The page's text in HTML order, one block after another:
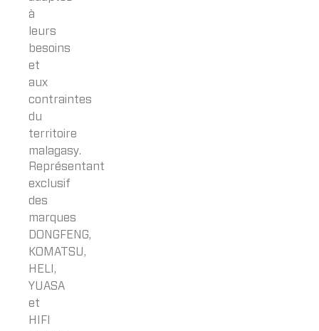
à
leurs
besoins
et
aux
contraintes
du
territoire
malagasy.
Représentant
exclusif
des
marques
DONGFENG,
KOMATSU,
HELI,
YUASA
et
HIFI